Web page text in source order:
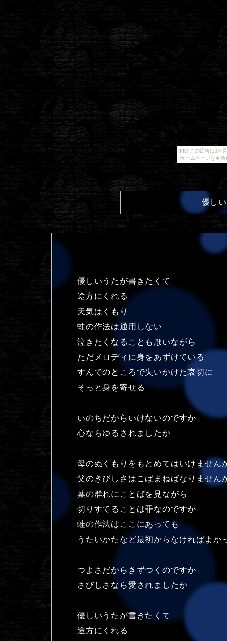
[PR] この広告は3ヶ
ホームページを更
優し
優しいうたが書きたくて
途方にくれる
天気はくもり
蛙の作法は通用しない
泣きたくなることも厭いながら
ただメロディに身をあずけている
すんでのところで失いかけた哀切に
そっと身を寄せる
いのちだからいけないのですか
心ならゆるされましたか
母のぬくもりをもとめてはいけません
父のきびしさはこばまねばなりません
葉の群れにことばを見ながら
切りすてることは罪なのですか
蛙の作法はここにあっても
うたいかたなど最初からなければよか
つよさだからきずつくのですか
さびしさなら愛されましたか
優しいうたが書きたくて
途方にくれる